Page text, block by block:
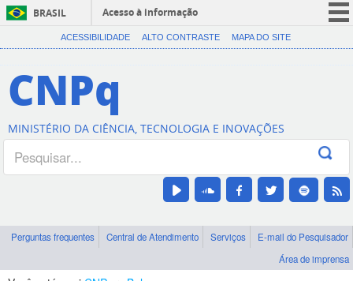
BRASIL
Acesso à informação
CORONAVÍRUS (COVID-19)
Canais
ACESSIBILIDADE ALTO CONTRASTE MAPA DO SITE
CNPq
MINISTÉRIO DA CIÊNCIA, TECNOLOGIA E INOVAÇÕES
Perguntas frequentes Central de Atendimento Serviços
E-mail do Pesquisador
Área de imprensa